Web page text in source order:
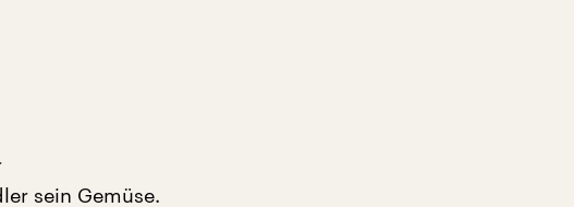
sein Gemüse.